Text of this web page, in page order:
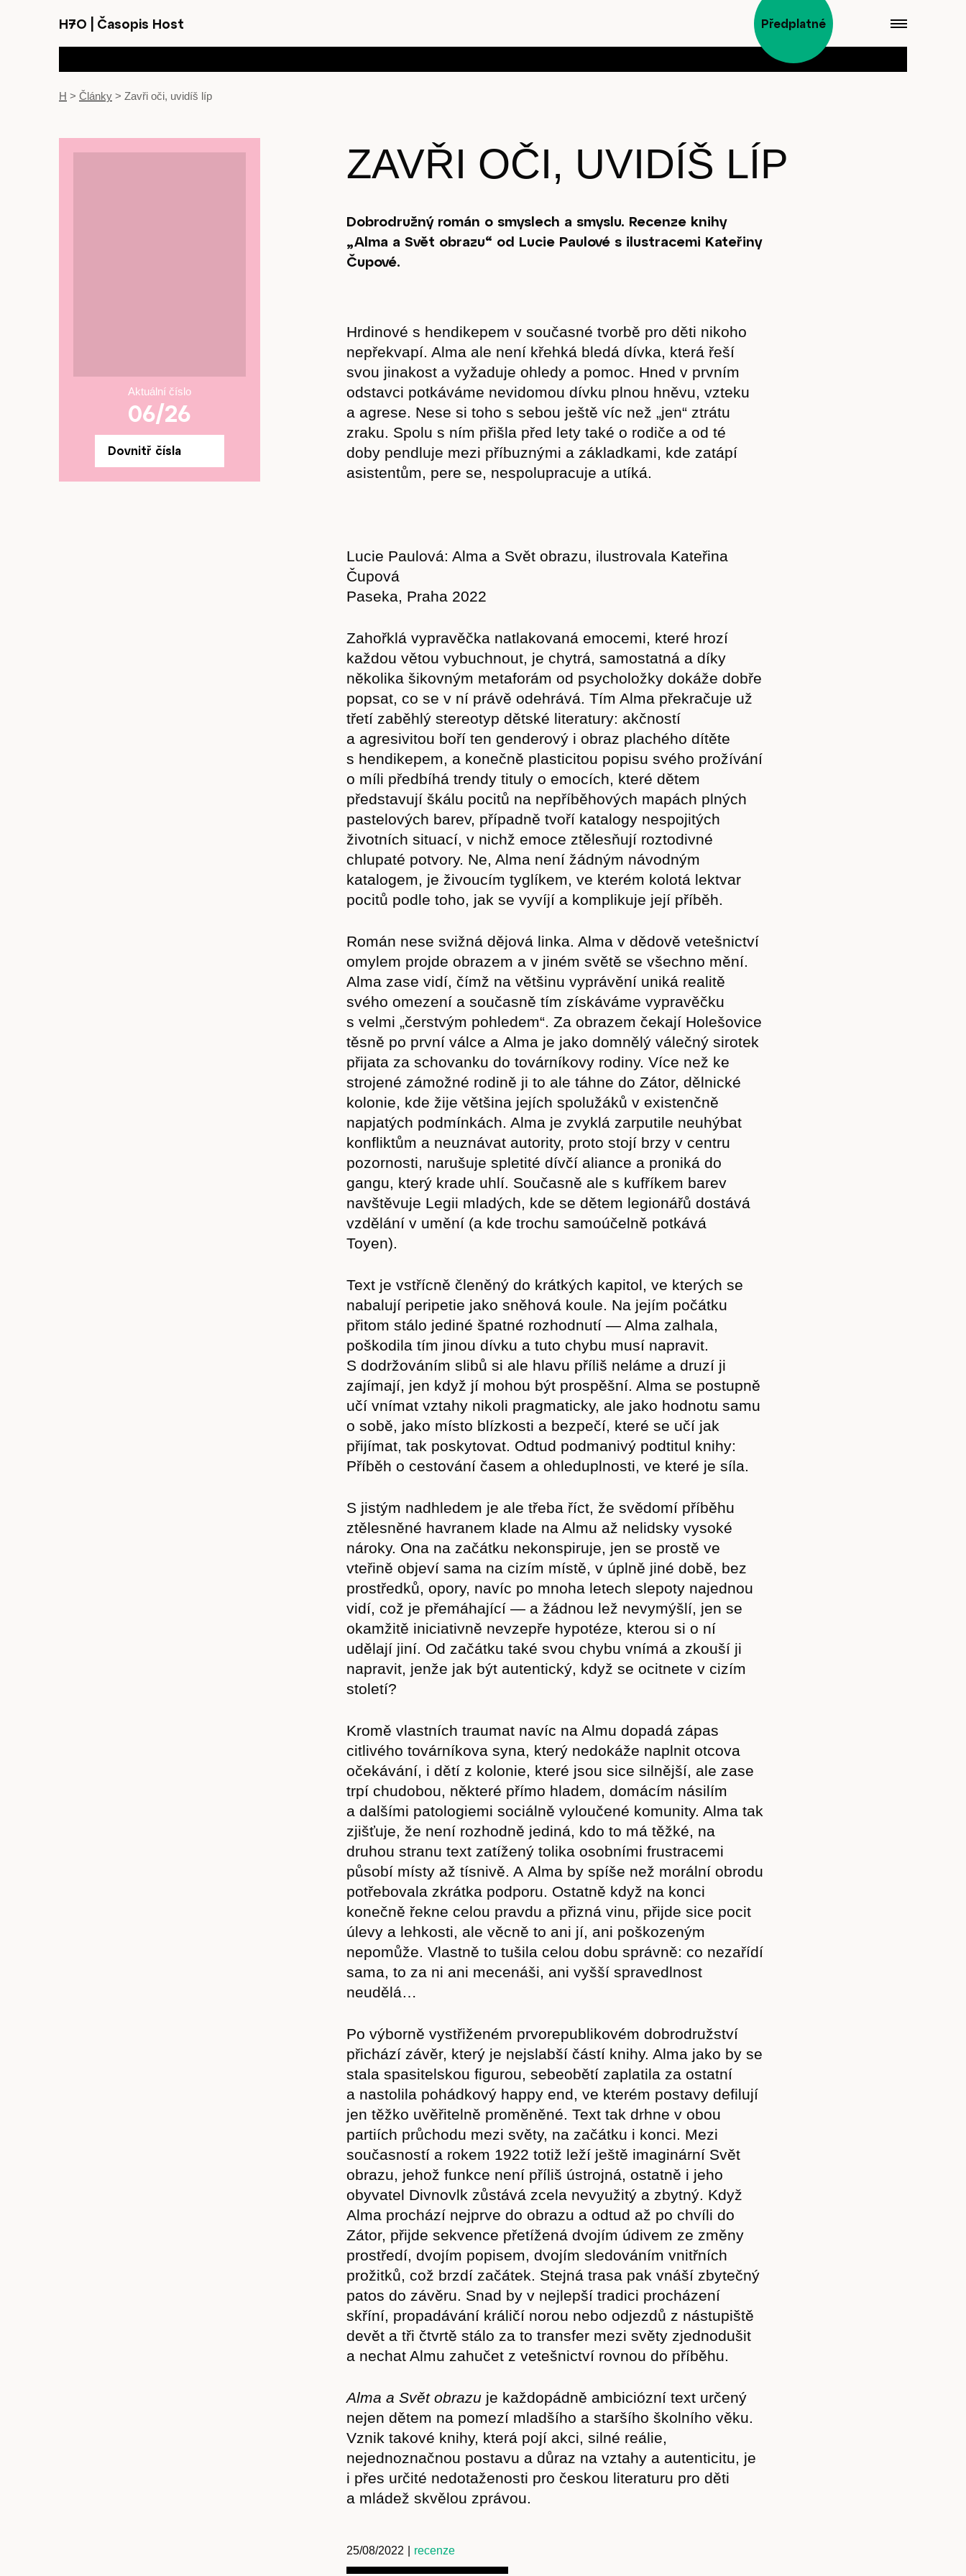
H7O Časopis Host Předplatné
Časopis
Hostcast Akce
Obchod
H > Články > Zavři oči, uvidíš líp
Aktuální číslo
06/26
Dovnitř čísla
ZAVŘI OČI, UVIDÍŠ LÍP
Dobrodružný román o smyslech a smyslu. Recenze knihy
„Alma a Svět obrazu“ od Lucie Paulové s ilustracemi Kateřiny
Čupové.
Hrdinové s hendikepem v současné tvorbě pro děti nikoho
nepřekvapí. Alma ale není křehká bledá dívka, která řeší
svou jinakost a vyžaduje ohledy a pomoc. Hned v prvním
odstavci potkáváme nevidomou dívku plnou hněvu, vzteku
a agrese. Nese si toho s sebou ještě víc než „jen“ ztrátu
zraku. Spolu s ním přišla před lety také o rodiče a od té
doby pendluje mezi příbuznými a základkami, kde zatápí
asistentům, pere se, nespolupracuje a utíká.
Lucie Paulová: Alma a Svět obrazu, ilustrovala Kateřina
Čupová
Paseka, Praha 2022
Zahořklá vypravěčka natlakovaná emocemi, které hrozí
každou větou vybuchnout, je chytrá, samostatná a díky
několika šikovným metaforám od psycholožky dokáže dobře
popsat, co se v ní právě odehrává. Tím Alma překračuje už
třetí zaběhlý stereotyp dětské literatury: akčností
a agresivitou boří ten genderový i obraz plachého dítěte
s hendikepem, a konečně plasticitou popisu svého prožívání
o míli předbíhá trendy tituly o emocích, které dětem
představují škálu pocitů na nepříběhových mapách plných
pastelových barev, případně tvoří katalogy nespojitých
životních situací, v nichž emoce ztělesňují roztodivné
chlupaté potvory. Ne, Alma není žádným návodným
katalogem, je živoucím tyglíkem, ve kterém kolotá lektvar
pocitů podle toho, jak se vyvíjí a komplikuje její příběh.
Román nese svižná dějová linka. Alma v dědově vetešnictví
omylem projde obrazem a v jiném světě se všechno mění.
Alma zase vidí, čímž na většinu vyprávění uniká realitě
svého omezení a současně tím získáváme vypravěčku
s velmi „čerstvým pohledem“. Za obrazem čekají Holešovice
těsně po první válce a Alma je jako domnělý válečný sirotek
přijata za schovanku do továrníkovy rodiny. Více než ke
strojené zámožné rodině ji to ale táhne do Zátor, dělnické
kolonie, kde žije většina jejích spolužáků v existenčně
napjatých podmínkách. Alma je zvyklá zarputile neuhýbat
konfliktům a neuznávat autority, proto stojí brzy v centru
pozornosti, narušuje spletité dívčí aliance a proniká do
gangu, který krade uhlí. Současně ale s kufříkem barev
navštěvuje Legii mladých, kde se dětem legionářů dostává
vzdělání v umění (a kde trochu samoúčelně potkává
Toyen).
Text je vstřícně členěný do krátkých kapitol, ve kterých se
nabalují peripetie jako sněhová koule. Na jejím počátku
přitom stálo jediné špatné rozhodnutí — Alma zalhala,
poškodila tím jinou dívku a tuto chybu musí napravit.
S dodržováním slibů si ale hlavu příliš neláme a druzí ji
zajímají, jen když jí mohou být prospěšní. Alma se postupně
učí vnímat vztahy nikoli pragmaticky, ale jako hodnotu samu
o sobě, jako místo blízkosti a bezpečí, které se učí jak
přijímat, tak poskytovat. Odtud podmanivý podtitul knihy:
Příběh o cestování časem a ohleduplnosti, ve které je síla.
S jistým nadhledem je ale třeba říct, že svědomí příběhu
ztělesněné havranem klade na Almu až nelidsky vysoké
nároky. Ona na začátku nekonspiruje, jen se prostě ve
vteřině objeví sama na cizím místě, v úplně jiné době, bez
prostředků, opory, navíc po mnoha letech slepoty najednou
vidí, což je přemáhající — a žádnou lež nevymýšlí, jen se
okamžitě iniciativně nevzepře hypotéze, kterou si o ní
udělají jiní. Od začátku také svou chybu vnímá a zkouší ji
napravit, jenže jak být autentický, když se ocitnete v cizím
století?
Kromě vlastních traumat navíc na Almu dopadá zápas
citlivého továrníkova syna, který nedokáže naplnit otcova
očekávání, i dětí z kolonie, které jsou sice silnější, ale zase
trpí chudobou, některé přímo hladem, domácím násilím
a dalšími patologiemi sociálně vyloučené komunity. Alma tak
zjišťuje, že není rozhodně jediná, kdo to má těžké, na
druhou stranu text zatížený tolika osobními frustracemi
působí místy až tísnivě. A Alma by spíše než morální obrodu
potřebovala zkrátka podporu. Ostatně když na konci
konečně řekne celou pravdu a přizná vinu, přijde sice pocit
úlevy a lehkosti, ale věcně to ani jí, ani poškozeným
nepomůže. Vlastně to tušila celou dobu správně: co nezařídí
sama, to za ni ani mecenáši, ani vyšší spravedlnost
neudělá…
Po výborně vystřiženém prvorepublikovém dobrodružství
přichází závěr, který je nejslabší částí knihy. Alma jako by se
stala spasitelskou figurou, sebeobětí zaplatila za ostatní
a nastolila pohádkový happy end, ve kterém postavy defilují
jen těžko uvěřitelně proměněné. Text tak drhne v obou
partiích průchodu mezi světy, na začátku i konci. Mezi
současností a rokem 1922 totiž leží ještě imaginární Svět
obrazu, jehož funkce není příliš ústrojná, ostatně i jeho
obyvatel Divnovlk zůstává zcela nevyužitý a zbytný. Když
Alma prochází nejprve do obrazu a odtud až po chvíli do
Zátor, přijde sekvence přetížená dvojím údivem ze změny
prostředí, dvojím popisem, dvojím sledováním vnitřních
prožitků, což brzdí začátek. Stejná trasa pak vnáší zbytečný
patos do závěru. Snad by v nejlepší tradici procházení
skříní, propadávání králičí norou nebo odjezdů z nástupiště
devět a tři čtvrtě stálo za to transfer mezi světy zjednodušit
a nechat Almu zahučet z vetešnictví rovnou do příběhu.
Alma a Svět obrazu je každopádně ambiciózní text určený
nejen dětem na pomezí mladšího a staršího školního věku.
Vznik takové knihy, která pojí akci, silné reálie,
nejednoznačnou postavu a důraz na vztahy a autenticitu, je
i přes určité nedotaženosti pro českou literaturu pro děti
a mládež skvělou zprávou.
25/08/2022 recenze